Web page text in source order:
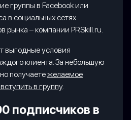
группы в Facebook или
в социальных сетях
рынка – компании PRSkill.ru.
выгодные условия
клиента. За небольшую
получаетежелаемое
в группу.
подписчиков в